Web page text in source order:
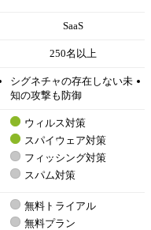
SaaS
250名以上
シグネチャの存在しない未
知の攻撃も防御
ウィルス対策
スパイウェア対策
フィッシング対策
スパム対策
無料トライアル
無料プラン